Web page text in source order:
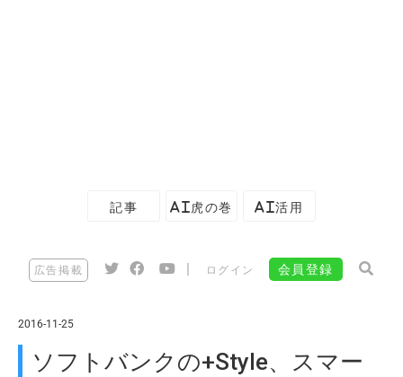
記事 AI虎の巻 AI活用
広告掲載 ログイン 会員登録
2016-11-25
ソフトバンクの+Style、スマー